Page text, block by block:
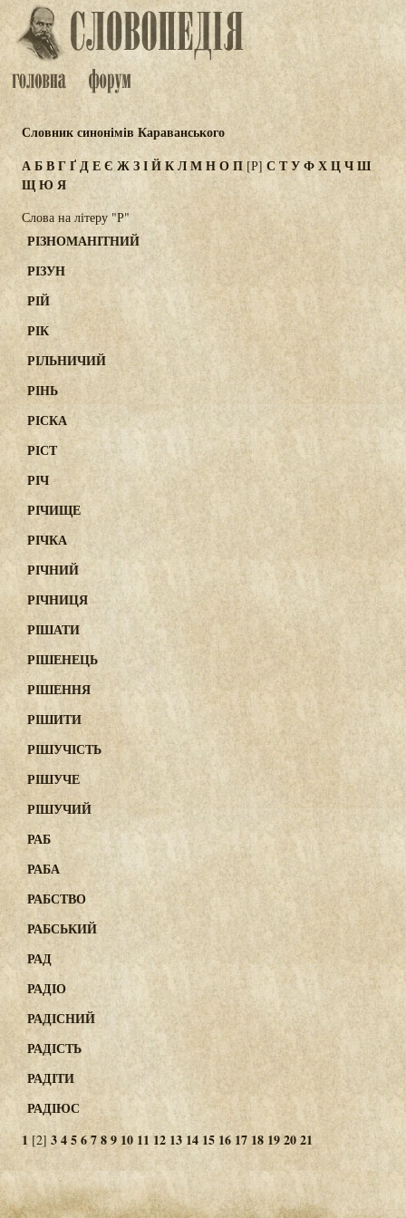
Словник синонімів Караванського
АБВГҐДЕЄ ЖЗІЙКЛМНОП [Р] СТУФХЦЧШ
ЩЮ Я
Слова на літеру "Р"
РІЗНОМАНІТНИЙ
РІЗУН
РІЙ
РІК
РІЛЬНИЧИЙ
РІНЬ
РІСКА
РІСТ
РІЧ
РІЧИЩЕ
РІЧКА
РІЧНИЙ
РІЧНИЦЯ
РІШАТИ
РІШЕНЕЦЬ
РІШЕННЯ
РІШИТИ
РІШУЧІСТЬ
РІШУЧЕ
РІШУЧИЙ
РАБ
РАБА
РАБСТВО
РАБСЬКИЙ
РАД
РАДІО
РАДІСНИЙ
РАДІСТЬ
РАДІТИ
РАДІЮС
1 [2] 3456789 10 11 12 1314 1516 17 18 192021